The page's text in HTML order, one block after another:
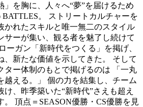
」を胸に、人々へ“夢”を届けるため
BATTLES。 ストリートカルチャーを
かれたスキルと唯一無二のスタイル
サーが集い、観る者を魅了し続けて
ーガン「新時代をつくる」を掲げ、
、新たな価値を示してきた。 そして
ター体制のもとで掲げるのは 「一丸
越える。」 個の力を結集し、チーム
け、昨季築いた“新時代”さえも超え
。 頂点＝SEASON優勝・CS優勝を見